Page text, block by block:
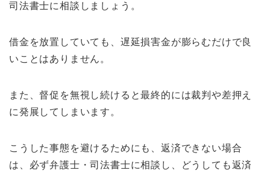
司法書士に相談しましょう。
借金を放置していても、遅延損害金が膨らむだけで良
いことはありません。
また、督促を無視し続けると最終的には裁判や差押え
に発展してしまいます。
こうした事態を避けるためにも、返済できない場合
は、必ず弁護士・司法書士に相談し、どうしても返済